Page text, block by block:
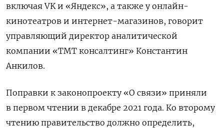
включая VK и «Яндекс», а также у онлайн-
кинотеатров и интернет-магазинов, говорит
управляющий директор аналитической
компании «ТМТ консалтинг» Константин
Анкилов.
Поправки к законопроекту «О связи» приняли
в первом чтении в декабре 2021 года. Ко второму
чтению правительство должно определить,